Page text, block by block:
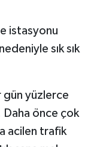
istasyonu
sık sık
gün yüzlerce
Daha önce çok
acilen trafik